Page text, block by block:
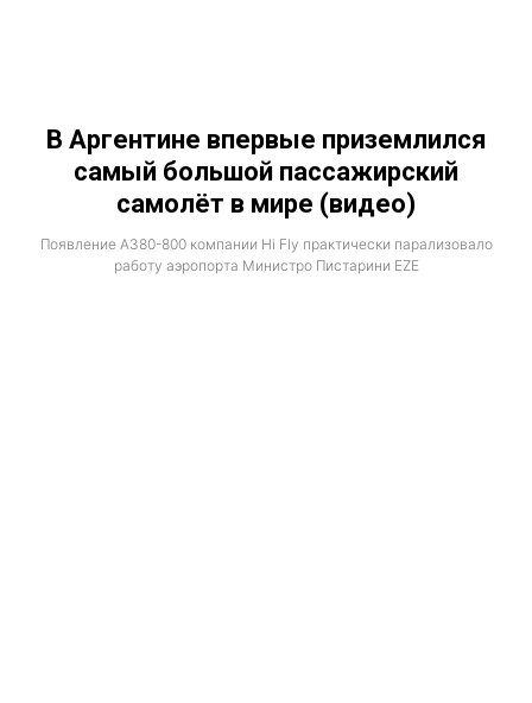
В Аргентине впервые приземлился
самый большой пассажирский
самолёт в мире (видео)
Появление A380-800 компании Hi Fly практически парализовало
работу аэропорта Министро Пистарини EZE